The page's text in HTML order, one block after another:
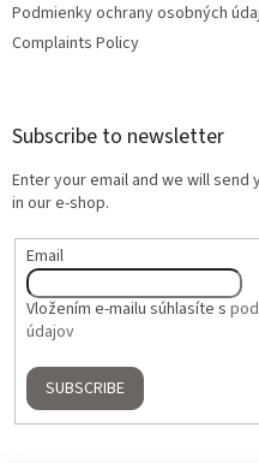
Podmienky ochrany osobných
Complaints Policy
Subscribe to newsletter
Enter your email and we will
in our e-shop.
Email
Vložením e-mailu súhlasíte s
údajov
SUBSCRIBE